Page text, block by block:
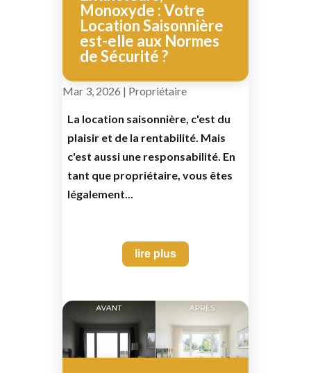
Monoxyde : Votre
Location Saisonnière
est-elle aux Normes
de Sécurité ?
Mar 3, 2026 | Propriétaire
La location saisonnière, c'est du
plaisir et de la rentabilité. Mais
c'est aussi une responsabilité. En
tant que propriétaire, vous êtes
légalement...
lire plus